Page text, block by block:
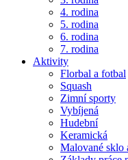
4. rodina
5. rodina
6. rodina
7. rodina
Aktivity
Florbal a fotbal
Squash
Zimní sporty
Vybíjená
Hudební
Keramická
Malované sklo